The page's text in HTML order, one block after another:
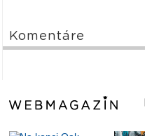
Komentáre